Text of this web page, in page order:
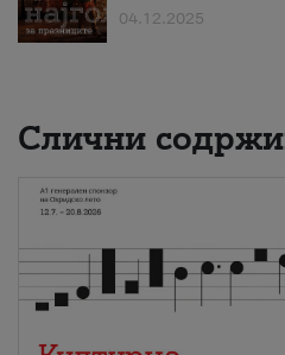
04.12.2025
Слични